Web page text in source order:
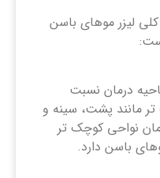
لیزر موهای باسن
درمان نسبت
مانند پشت، سینه و
نواحی کوچک تر
باسن دارد.